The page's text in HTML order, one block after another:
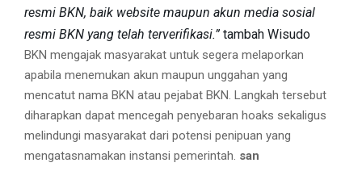
resmi BKN, baik website maupun akun media sosial
resmi BKN yang telah terverifikasi.” tambah Wisudo
BKN mengajak masyarakat untuk segera melaporkan
apabila menemukan akun maupun unggahan yang
mencatut nama BKN atau pejabat BKN. Langkah tersebut
diharapkan dapat mencegah penyebaran hoaks sekaligus
melindungi masyarakat dari potensi penipuan yang
mengatasnamakan instansi pemerintah. san